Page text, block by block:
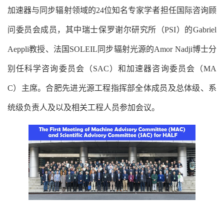
加速器与同步辐射领域的24位知名专家学者担任国际咨询顾
问委员会成员，其中瑞士保罗谢尔研究所（PSI） 的Gabriel
Aeppli教授、法国 SOLEIL 同步辐射光源的Amor Nadji博士分
别任科学咨询委员会（SAC）和加速器咨询委员会（MA
C）主席。合肥先进光源工程指挥部全体成员及总体级、系
统级负责人及以及相关工程人员参加会议。